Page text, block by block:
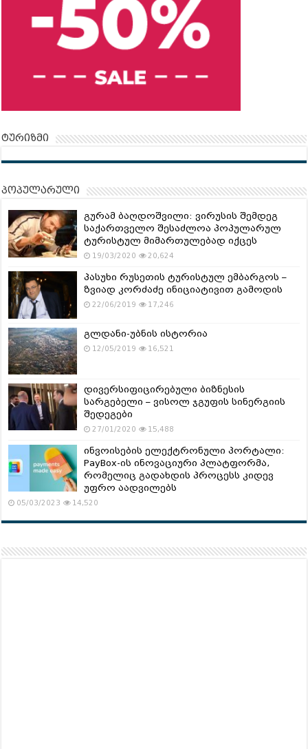
ტურიზმი
პოპულარული
გურამ ბაღდოშვილი: ვირუსის შემდეგ
საქართველო შესაძლოა პოპულარულ
ტურისტულ მიმართულებად იქცეს
19/03/2020 20,624
პასუხი რუსეთის ტურისტულ ემბარგოს –
ზვიად კორძაძე ინიციატივით გამოდის
22/06/2019 17,246
გლდანი-უბნის ისტორია
12/05/2019 16,521
დივერსიფიცირებული ბიზნესის
სარგებელი – ვისოლ ჯგუფის სინერგიის
შედეგები
27/01/2020 15,488
ინვოისების ელექტრონული პორტალი:
PayBox-ის ინოვაციური პლატფორმა,
რომელიც გადახდის პროცესს კიდევ
უფრო აადვილებს
05/03/2023 14,520